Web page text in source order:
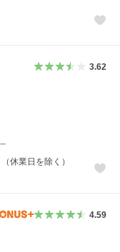
3.62
休業日を除く）
4.59